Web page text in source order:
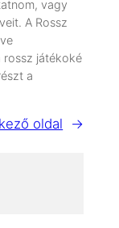
vagy
A Rossz
rossz játékoké
a
oldal →